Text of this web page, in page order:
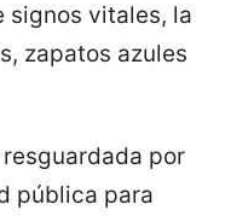
signos vitales, la
zapatos azules
por
pública para